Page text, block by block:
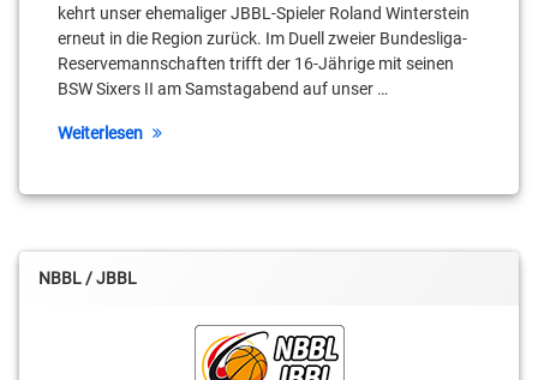
kehrt unser ehemaliger JBBL-Spieler Roland Winterstein
erneut in die Region zurück. Im Duell zweier Bundesliga-
Reservemannschaften trifft der 16-Jährige mit seinen
BSW Sixers II am Samstagabend auf unser …
Weiterlesen
Daniel
Müller
Zylka
Georgios
Tyrekidis
NBBL / JBBL